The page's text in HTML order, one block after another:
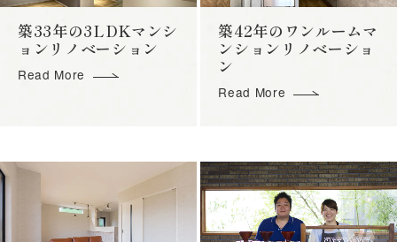
築33年の3LDKマンシ
ョンリノベーション
Read More
築42年のワンルームマ
ンションリノベーショ
ン
Read More